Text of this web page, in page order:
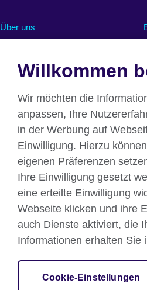
Über uns
Chancengleichheit und Inklusion
Unsere grüne Agenda
Stellenangebote
Pressemitteilungen
Eine Nachricht von unserer British
Council Direktorin Deutschland
Affiliate marketing
British Council global
Impressum
Wales) SC037733 (Schottland).
Willkommen
Wir möchten die
anpassen, Ihre
in der Werbung auf
Einwilligung. Hierzu
eigenen Präferenzen
Ihre Einwilligung gesetzt
eine erteilte Einwilligung
Webseite klicken und ihre
auch Dienste aktiviert, die
Informationen erhalten Sie
Cookie-Einstellungen